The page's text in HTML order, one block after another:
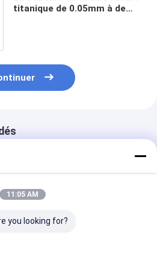
titanique de 0.05mm à de
11:05 AM
you looking for?